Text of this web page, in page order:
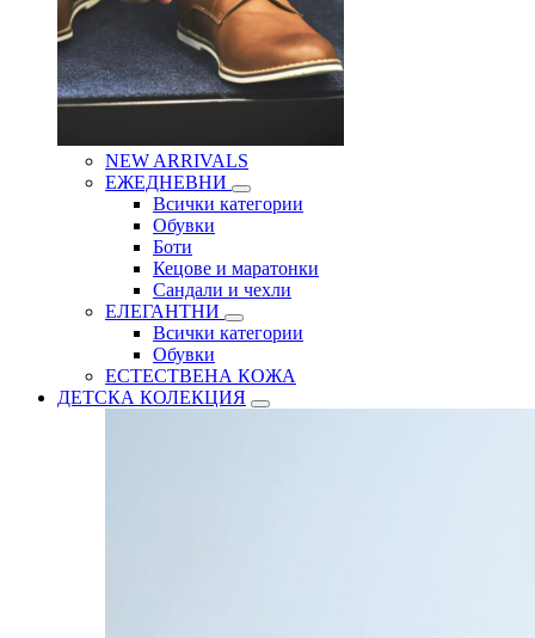
NEW ARRIVALS
ЕЖЕДНЕВНИ
Всички категории
Обувки
Боти
Кецове и маратонки
Сандали и чехли
ЕЛЕГАНТНИ
Всички категории
Обувки
ЕСТЕСТВЕНА КОЖА
ДЕТСКА КОЛЕКЦИЯ